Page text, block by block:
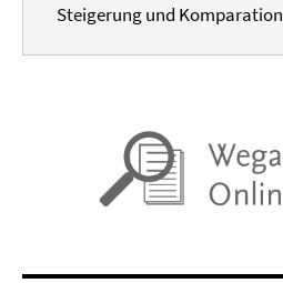
Steigerung und Komparation